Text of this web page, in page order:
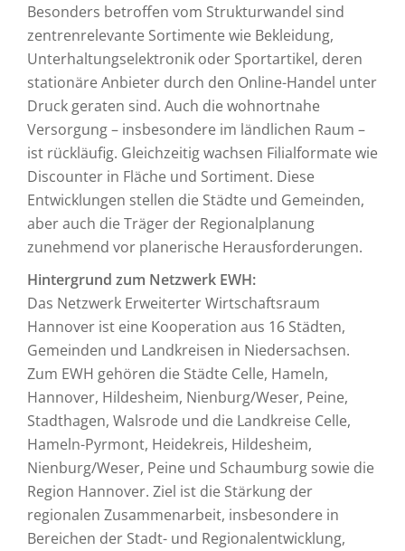
Besonders betroffen vom Strukturwandel sind
zentrenrelevante Sortimente wie Bekleidung,
Unterhaltungselektronik oder Sportartikel, deren
stationäre Anbieter durch den Online-Handel unter
Druck geraten sind. Auch die wohnortnahe
Versorgung – insbesondere im ländlichen Raum –
ist rückläufig. Gleichzeitig wachsen Filialformate wie
Discounter in Fläche und Sortiment. Diese
Entwicklungen stellen die Städte und Gemeinden,
aber auch die Träger der Regionalplanung
zunehmend vor planerische Herausforderungen.
Hintergrund zum Netzwerk EWH:
Das Netzwerk Erweiterter Wirtschaftsraum
Hannover ist eine Kooperation aus 16 Städten,
Gemeinden und Landkreisen in Niedersachsen.
Zum EWH gehören die Städte Celle, Hameln,
Hannover, Hildesheim, Nienburg/Weser, Peine,
Stadthagen, Walsrode und die Landkreise Celle,
Hameln-Pyrmont, Heidekreis, Hildesheim,
Nienburg/Weser, Peine und Schaumburg sowie die
Region Hannover. Ziel ist die Stärkung der
regionalen Zusammenarbeit, insbesondere in
Bereichen der Stadt- und Regionalentwicklung,